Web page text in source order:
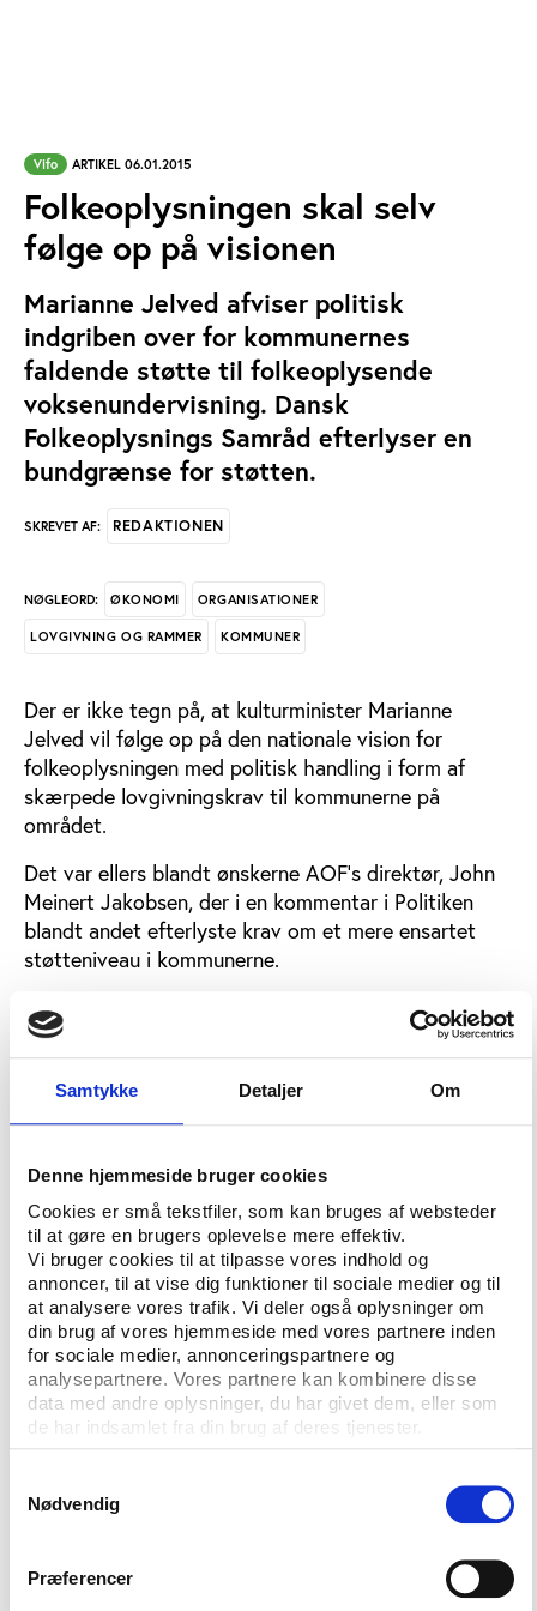
Samtykke Detaljer Om
Denne hjemmeside bruger cookies
Cookies er små tekstfiler, som kan bruges af websteder
til at gøre en brugers oplevelse mere effektiv.
Vi bruger cookies til at tilpasse vores indhold og
annoncer, til at vise dig funktioner til sociale medier og til
at analysere vores trafik. Vi deler også oplysninger om
din brug af vores hjemmeside med vores partnere inden
for sociale medier, annonceringspartnere og
analysepartnere. Vores partnere kan kombinere disse
data med andre oplysninger, du har givet dem, eller som
de har indsamlet fra din brug af deres tjenester.
Nødvendig
Præferencer
Vifo ARTIKEL 06.01.2015
Folkeoplysningen skal selv
følge op på visionen
Marianne Jelved afviser politisk
indgriben over for kommunernes
faldende støtte til folkeoplysende
voksenundervisning. Dansk
Folkeoplysnings Samråd efterlyser en
bundgrænse for støtten.
SKREVET AF: REDAKTIONEN
NØGLEORD: ØKONOMI ORGANISATIONER
LOVGIVNING OG RAMMER KOMMUNER
Der er ikke tegn på, at kulturminister Marianne
Jelved vil følge op på den nationale vision for
folkeoplysningen med politisk handling i form af
skærpede lovgivningskrav til kommunerne på
området.
Det var ellers blandt ønskerne AOF’s direktør, John
Meinert Jakobsen, der i en kommentar i Politiken
blandt andet efterlyste krav om et mere ensartet
støtteniveau i kommunerne.
Men i et svar den 6. januar opfordrer
kulturministeren til, at træde varsomt i forhold til en
politisk indgriben over for kommunerne.
hvor hun taler for, at de enkelte kommuner bedst
selv kan afgøre, hvad der er værd at støtte.
”Folkeoplysningen skal være tilgængelig for alle
borgere i hele landet. Men folkeoplysningens
organisationer har også et ansvar for selv at forny
sig og spille ind i de aktuelle samfundsudfordringer
for på den måde at vise kommunerne, hvorfor
folkeoplysningstilbud er vigtige for borgerene.”
kulturministerens svar:
at den fine nationale strategi skal følges op af
national handling,” siger Trine Bendix i en kommentar